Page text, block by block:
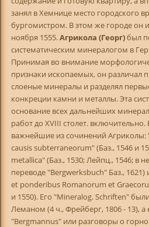
занял в Хемнице место городского
бургомистром. В этом же городе он
ноября 1555.Агрикола (Георг)был
систематическим минералогом в
Принимая во внимание
признаки ископаемых, он различал
слоеные минералы и разделял
конкреции камни и металлы. Эта
основание всех дальнейших
работ до XVIII столет. включительно.
важнейшие из сочинений Агриколы:
causis subterraneorum" (Баз., 1546 и
metallica" (Баз., 1530; Лейпц., 1546; в
переводе "Bergwerksbuch" Баз., 1621)
et ponderibus Romanorum et
и 1550). Его "Mineralog. Schriften"
Леманом (4 ч., Фрейберг, 1806 - 13), а
"Bergmannus" или разговоры о